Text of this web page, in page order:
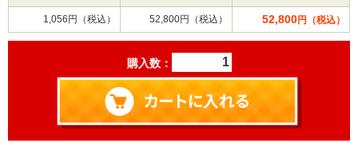
1,056円（税込） 52,800円（税込） 52,800円（税込）
購入数：